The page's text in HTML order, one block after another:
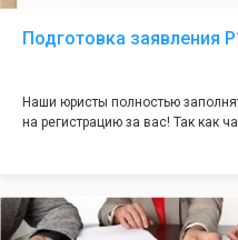
Подготовка заявления
Наши юристы полностью
на регистрацию за вас! Так как
большая часть отказов - наши
многолетним опытом работы